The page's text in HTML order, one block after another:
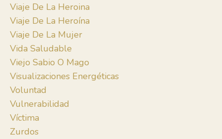
Viaje De La Heroina
Viaje De La Heroína
Viaje De La Mujer
Vida Saludable
Viejo Sabio O Mago
Visualizaciones Energéticas
Voluntad
Vulnerabilidad
Víctima
Zurdos